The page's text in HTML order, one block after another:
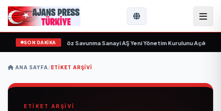
SON DAKİKA
gün sayıyor• Açıkgöz Savunma Sanayi AŞ Yeni Yönetim Kurulunu Açıkladı
ANA SAYFA/ETIKET ARŞIVI
ETİKET ARŞİVİ